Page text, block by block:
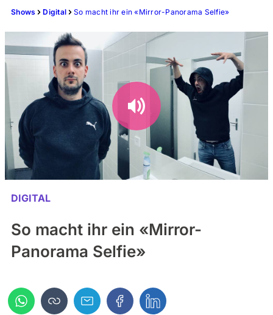
Shows Digital So macht ihr ein «Mirror-Panorama Selfie»
DIGITAL
So macht ihr ein «Mirror-
Panorama Selfie»